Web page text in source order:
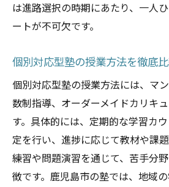
は進路選択の時期にあたり、一人
ートが不可欠です。
個別対応型塾の授業方法を徹底
個別対応型塾の授業方法には、マ
数制指導、オーダーメイドカリキ
す。具体的には、定期的な学習カ
定を行い、進捗に応じて教材や課
練習や問題演習を通じて、苦手分
徴です。鹿児島市の塾では、地域